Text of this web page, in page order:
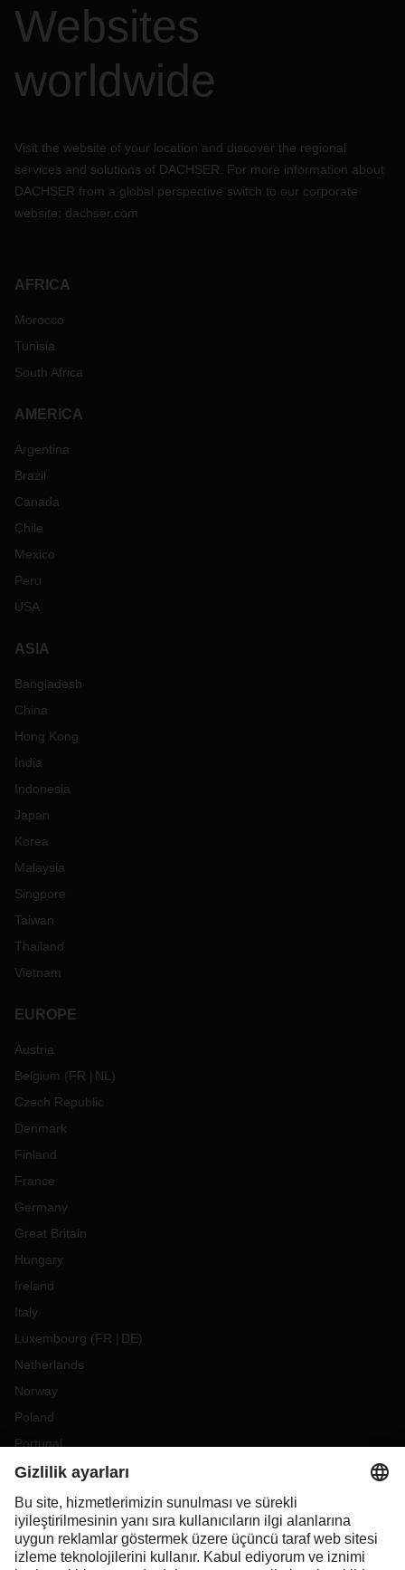
Websites
worldwide
Visit the website of your location and discover the regional
services and solutions of DACHSER. For more information about
DACHSER from a global perspective switch to our corporate
website: dachser.com
AFRICA
Morocco
Tunisia
South Africa
AMERICA
Argentina
Brazil
Canada
Chile
Mexico
Peru
USA
ASIA
Bangladesh
China
Hong Kong
India
Indonesia
Japan
Korea
Malaysia
Singpore
Taiwan
Thailand
Vietnam
EUROPE
Austria
Belgium (FR NL )
Czech Republic
Denmark
Finland
France
Germany
Great Britain
Hungary
Ireland
Italy
Luxembourg (FR DE)
Netherlands
Norway
Poland
Portugal
Romania
Slovakia
Spain
Sweden